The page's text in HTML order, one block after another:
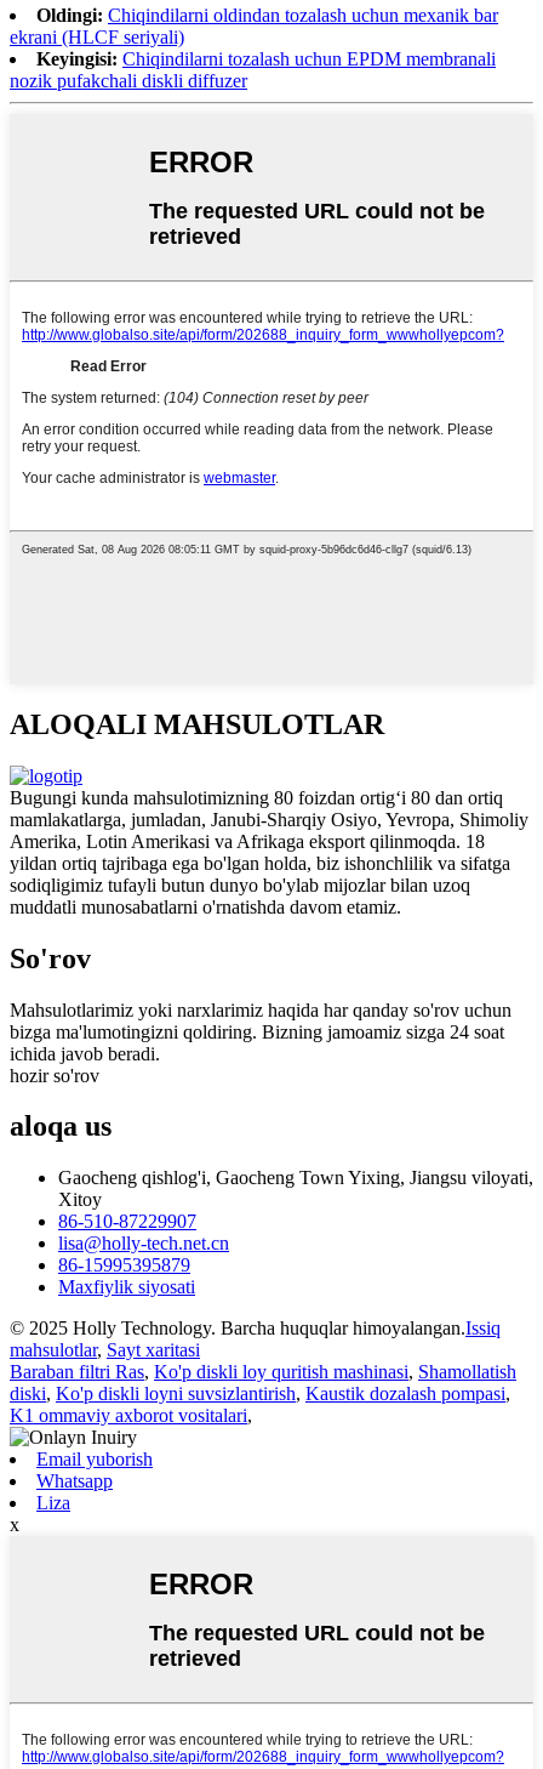
Oldingi: Chiqindilarni oldindan tozalash uchun mexanik bar
ekrani (HLCF seriyali)
Keyingisi: Chiqindilarni tozalash uchun EPDM membranali
nozik pufakchali diskli diffuzer
ALOQALI MAHSULOTLAR
Bugungi kunda mahsulotimizning 80 foizdan ortig‘i 80 dan ortiq
mamlakatlarga, jumladan, Janubi-Sharqiy Osiyo, Yevropa, Shimoliy
Amerika, Lotin Amerikasi va Afrikaga eksport qilinmoqda. 18
yildan ortiq tajribaga ega bo'lgan holda, biz ishonchlilik va sifatga
sodiqligimiz tufayli butun dunyo bo'ylab mijozlar bilan uzoq
muddatli munosabatlarni o'rnatishda davom etamiz.
So'rov
Mahsulotlarimiz yoki narxlarimiz haqida har qanday so'rov uchun
bizga ma'lumotingizni qoldiring. Bizning jamoamiz sizga 24 soat
ichida javob beradi.
hozir so'rov
aloqa us
Gaocheng qishlog'i, Gaocheng Town Yixing, Jiangsu viloyati,
Xitoy
86-510-87229907
lisa@holly-tech.net.cn
86-15995395879
Maxfiylik siyosati
© 2025 Holly Technology. Barcha huquqlar himoyalangan.Issiq
mahsulotlar, Sayt xaritasi
Baraban filtri Ras, Ko'p diskli loy quritish mashinasi, Shamollatish
diski, Ko'p diskli loyni suvsizlantirish, Kaustik dozalash pompasi,
K1 ommaviy axborot vositalari,
Email yuborish
Whatsapp
Liza
x